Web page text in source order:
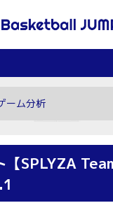
ーム分析
【SPLYZA